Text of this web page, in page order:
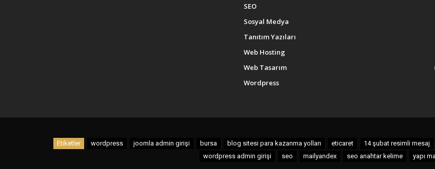
SEO
Sosyal Medya
Tanıtım Yazıları
Web Hosting
Web Tasarım
Wordpress
Etiketler wordpress joomla admin girişi bursa blog sitesi para kazanma yolları eticaret 14 şubat resimli mesaj
wordpress admin girişi
seo mailyandex seo anahtar kelime yapı